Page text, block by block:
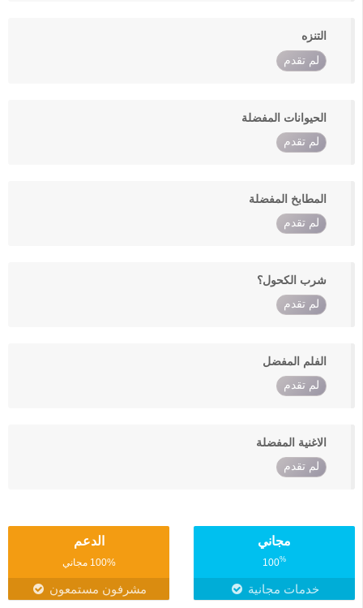
التنزه
لم تقدم
الحيوانات المفضلة
لم تقدم
المطابخ المفضلة
لم تقدم
شرب الكحول؟
لم تقدم
الفلم المفضل
لم تقدم
الاغنية المفضلة
لم تقدم
مجاني
100%
خدمات مجانية
الدعم
100% مجاني
مشرفون مستمعون